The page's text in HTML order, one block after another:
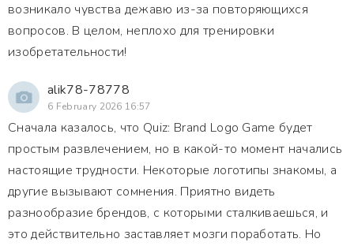
возникало чувства дежавю из-за повторяющихся
вопросов. В целом, неплохо для тренировки
изобретательности!
alik78-78778
6 February 2026 16:57
Сначала казалось, что Quiz: Brand Logo Game будет
простым развлечением, но в какой-то момент начались
настоящие трудности. Некоторые логотипы знакомы, а
другие вызывают сомнения. Приятно видеть
разнообразие брендов, с которыми сталкиваешься, и
это действительно заставляет мозги поработать. Но